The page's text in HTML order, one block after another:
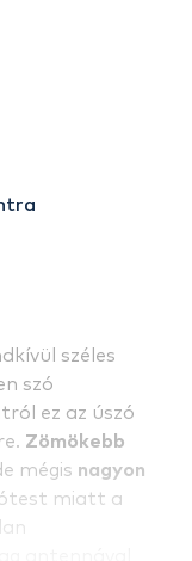
széles
szó
ez az úszó
Zömökebb
mégis nagyon
miatt a